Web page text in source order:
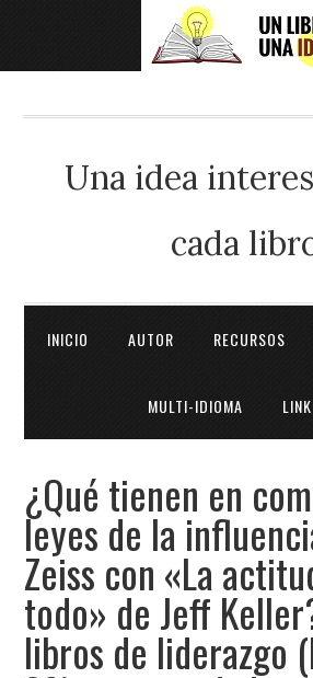
Una idea
cada
INICIO AUTOR RECURSOS
MULTI-IDIOMA
¿Qué tienen en
leyes de la
Zeiss con «La
todo» de Jeff
libros de liderazgo